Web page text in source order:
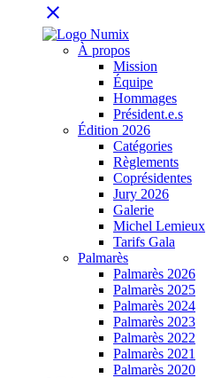
close
À propos
Mission
Équipe
Hommages
Président.e.s
Édition 2026
Catégories
Règlements
Coprésidentes
Jury 2026
Galerie
Michel Lemieux
Tarifs Gala
Palmarès
Palmarès 2026
Palmarès 2025
Palmarès 2024
Palmarès 2023
Palmarès 2022
Palmarès 2021
Palmarès 2020